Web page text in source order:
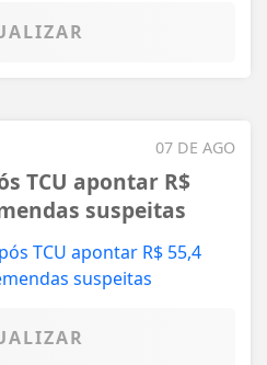
07 DE AGO
TCU apontar R$
suspeitas